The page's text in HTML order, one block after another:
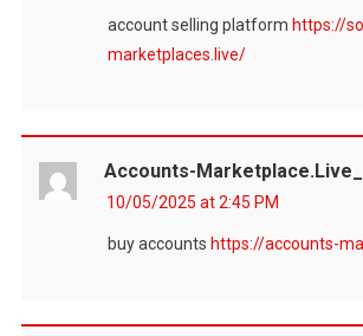
account selling platform https://
marketplaces.live/
Accounts-
10/05/2025 at 2:45 PM
buy accounts https://accounts-